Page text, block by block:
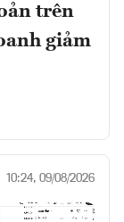
trên
giảm
10:24, 09/08/2026